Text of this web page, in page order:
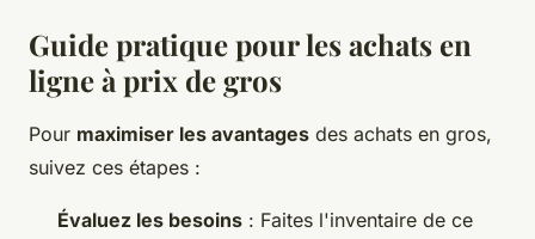
Guide pratique pour les achats en
ligne à prix de gros
Pour maximiser les avantages des achats en gros,
suivez ces étapes :
Évaluez les besoins : Faites l'inventaire de ce